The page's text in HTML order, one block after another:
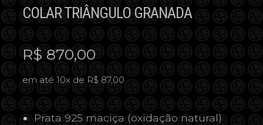
COLAR TRIÂNGULO GRANADA
R$ 870,00
em até 10x de R$ 87,00
Prata 925 maciça (oxidação natural)